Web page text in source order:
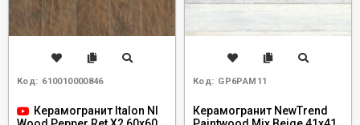
Код: 610010000846
Керамогранит Italon Nl
Код: GP6PAM11
Керамогранит NewTrend